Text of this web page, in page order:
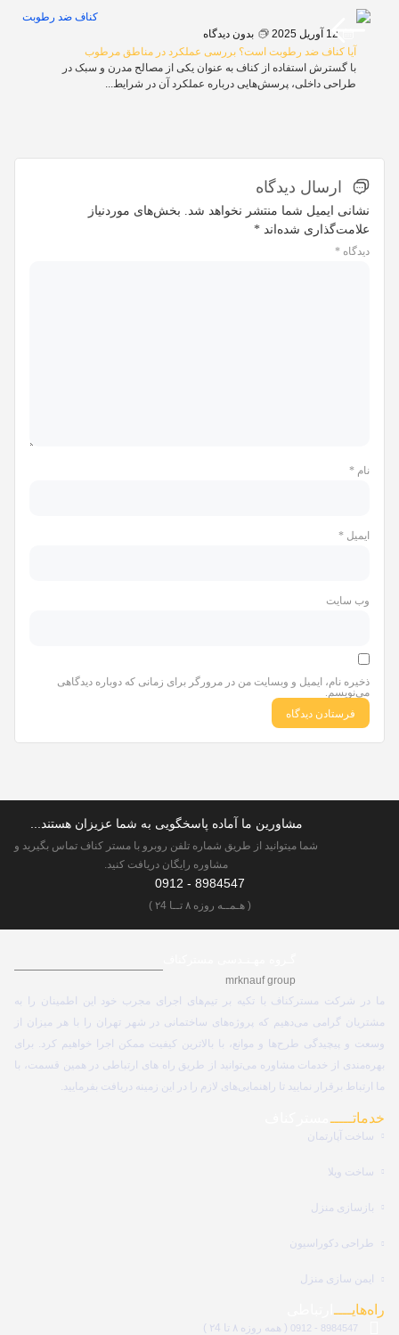
12 آوریل 2025
بدون دیدگاه
آیا کناف ضد رطوبت است؟ بررسی عملکرد در مناطق مرطوب
با گسترش استفاده از کناف به عنوان یکی از مصالح مدرن و سبک در
طراحی داخلی، پرسش‌هایی درباره عملکرد آن در شرایط...
ارسال دیدگاه
نشانی ایمیل شما منتشر نخواهد شد.
بخش‌های موردنیاز
علامت‌گذاری شده‌اند *
دیدگاه *
نام *
ایمیل *
وب‌ سایت
ذخیره نام، ایمیل و وبسایت من در مرورگر برای زمانی که دوباره دیدگاهی
می‌نویسم.
مشاورین ما آماده پاسخگویی به شما عزیزان هستند...
شما میتوانید از طریق شماره تلفن روبرو با مستر کناف تماس بگیرید و
مشاوره رایگان دریافت کنید.
8984547 - 0912
( هـمــه روزه ۸ تــا ۲4 )
mrknauf group
ما در شرکت مسترکناف با تکیه بر تیم‌های اجرای مجرب خود این اطمینان را به
مشتریان گرامی می‌دهیم که پروژه‌های ساختمانی در شهر تهران را با هر میزان از
وسعت و پیچیدگی طرح‌ها و موانع، با بالاترین کیفیت ممکن اجرا خواهیم کرد. برای
بهره‌مندی از خدمات مشاوره می‌توانید از طریق راه های ارتباطی در همین قسمت، با
ما ارتباط برقرار نمایید تا راهنمایی‌های لازم را در این زمینه دریافت بفرمایید.
خدماتـــــ
ساخت آپارتمان
ساخت ویلا
بازسازی منزل
طراحی دکوراسیون
ایمن سازی منزل
راه‌هایــــ
8984547 - 0912 ( همه روزه ۸ تا ۲4 )